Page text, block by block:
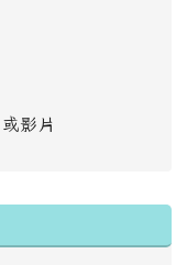
影片